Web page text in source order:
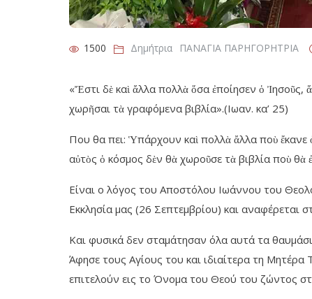
1500 Δημήτρια ΠΑΝΑΓΙΑ ΠΑΡΗΓΟΡΗΤΡΙΑ
«Ἔστι δὲ καὶ ἄλλα πολλὰ ὅσα ἐποίησεν ὁ Ἰησοῦς,
χωρῆσαι τὰ γραφόμενα βιβλία».(Ιωαν. κα’ 25)
Που θα πει: Ὑπάρχουν καὶ πολλὰ ἄλλα ποὺ ἔκανε
αὐτὸς ὁ κόσμος δὲν θὰ χωροῦσε τὰ βιβλία ποὺ θὰ
Είναι ο λόγος του Αποστόλου Ιωάννου του
Εκκλησία μας (26 Σεπτεμβρίου) και
Και φυσικά δεν σταμάτησαν όλα αυτά τα
Άφησε τους Αγίους του και ιδιαίτερα τη
επιτελούν εις το Όνομα του Θεού του ζώντος